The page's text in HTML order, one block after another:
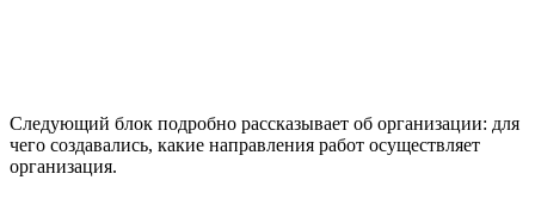
Следующий блок подробно рассказывает об организации: для
чего создавались, какие направления работ осуществляет
организация.